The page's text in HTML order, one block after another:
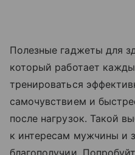
Полезные гаджеты для
который работает
тренироваться
самочувствием и
после нагрузок. Такой
к интересам мужчины и